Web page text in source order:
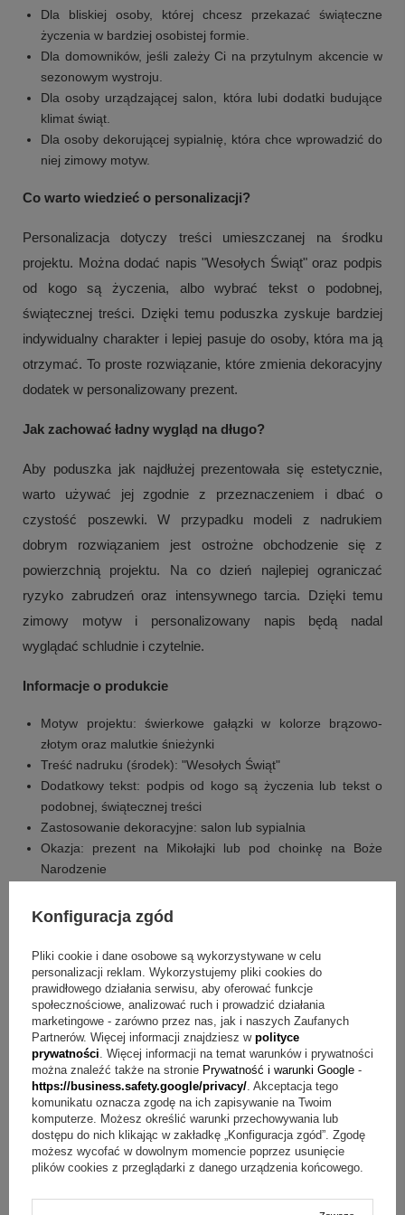
Dla bliskiej osoby, której chcesz przekazać świąteczne
życzenia w bardziej osobistej formie.
Dla domowników, jeśli zależy Ci na przytulnym akcencie w
sezonowym wystroju.
Dla osoby urządzającej salon, która lubi dodatki budujące
klimat świąt.
Dla osoby dekorującej sypialnię, która chce wprowadzić do
niej zimowy motyw.
Co warto wiedzieć o personalizacji?
Personalizacja dotyczy treści umieszczanej na środku
projektu. Można dodać napis "Wesołych Świąt" oraz podpis
od kogo są życzenia, albo wybrać tekst o podobnej,
świątecznej treści. Dzięki temu poduszka zyskuje bardziej
indywidualny charakter i lepiej pasuje do osoby, która ma ją
otrzymać. To proste rozwiązanie, które zmienia dekoracyjny
dodatek w personalizowany prezent.
Jak zachować ładny wygląd na długo?
Aby poduszka jak najdłużej prezentowała się estetycznie,
warto używać jej zgodnie z przeznaczeniem i dbać o
czystość poszewki. W przypadku modeli z nadrukiem
dobrym rozwiązaniem jest ostrożne obchodzenie się z
powierzchnią projektu. Na co dzień najlepiej ograniczać
ryzyko zabrudzeń oraz intensywnego tarcia. Dzięki temu
zimowy motyw i personalizowany napis będą nadal
wyglądać schludnie i czytelnie.
Informacje o produkcie
Motyw projektu: świerkowe gałązki w kolorze brązowo-
złotym oraz malutkie śnieżynki
Treść nadruku (środek): "Wesołych Świąt"
Dodatkowy tekst: podpis od kogo są życzenia lub tekst o
podobnej, świątecznej treści
Zastosowanie dekoracyjne: salon lub sypialnia
Okazja: prezent na Mikołajki lub pod choinkę na Boże
Narodzenie
Materiał: wysokiej jakości poliester
Jakie elementy zawiera zestaw?
Poduszka
Poszewka z projektem na Święta
Personalizowany nadruk na poszewce
FAQ – szybkie odpowiedzi o poduszce świątecznej z
napisem
Pytanie: Jak można spersonalizować tę poduszkę?
Odpowiedź:Na środku projektu można umieścić napis
Konfiguracja zgód
Pliki cookie i dane osobowe są wykorzystywane w celu
personalizacji reklam. Wykorzystujemy pliki cookies do
prawidłowego działania serwisu, aby oferować funkcje
społecznościowe, analizować ruch i prowadzić działania
marketingowe - zarówno przez nas, jak i naszych Zaufanych
Partnerów. Więcej informacji znajdziesz w polityce
prywatności. Więcej informacji na temat warunków i prywatności
można znaleźć także na stronie Prywatność i warunki Google -
https://business.safety.google/privacy/. Akceptacja tego
komunikatu oznacza zgodę na ich zapisywanie na Twoim
komputerze. Możesz określić warunki przechowywania lub
dostępu do nich klikając w zakładkę „Konfiguracja zgód”. Zgodę
możesz wycofać w dowolnym momencie poprzez usunięcie
plików cookies z przeglądarki z danego urządzenia końcowego.